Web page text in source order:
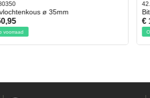
Bit- en Doppenset 19 Delig Incl. Ratel